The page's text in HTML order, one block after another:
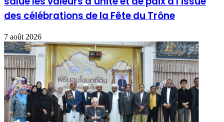
des célébrations de la Fête du Trône
7 août 2026